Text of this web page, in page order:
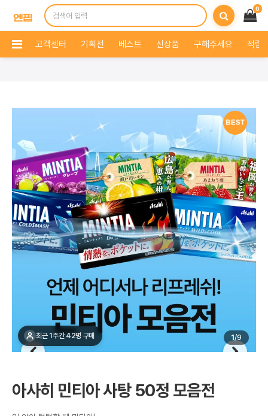
0
고객센터 기획전 베스트 신상품 구해주세요 적립
1 /9
최근 1주간 42명 구매
아사히 민티아 사탕 50정 모음전